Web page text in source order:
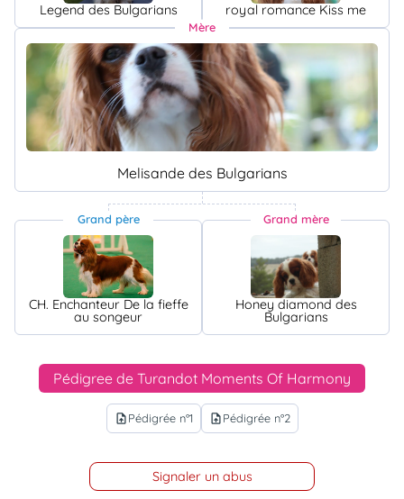
Legend des Bulgarians royal romance Kiss me
Mère
Melisande des Bulgarians
Grand père
CH. Enchanteur De la fieffe
au songeur
Grand mère
Honey diamond des
Bulgarians
Pédigree de Turandot Moments Of Harmony
upload_file Pédigrée n°1 upload_file Pédigrée n°2
Signaler un abus